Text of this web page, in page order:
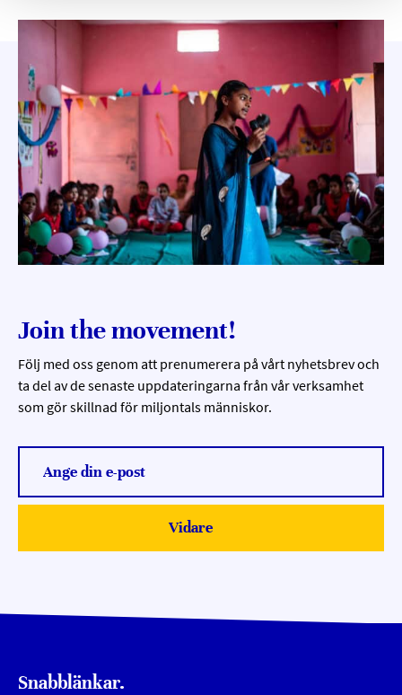
Join the movement!
Följ med oss genom att prenumerera på vårt nyhetsbrev och
ta del av de senaste uppdateringarna från vår verksamhet
som gör skillnad för miljontals människor.
Submit
Vidare
Snabblänkar.